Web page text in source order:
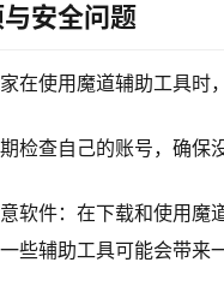
安全问题
在使用魔道辅助工具时
检查自己的账号，确保
软件：在下载和使用魔
些辅助工具可能会带